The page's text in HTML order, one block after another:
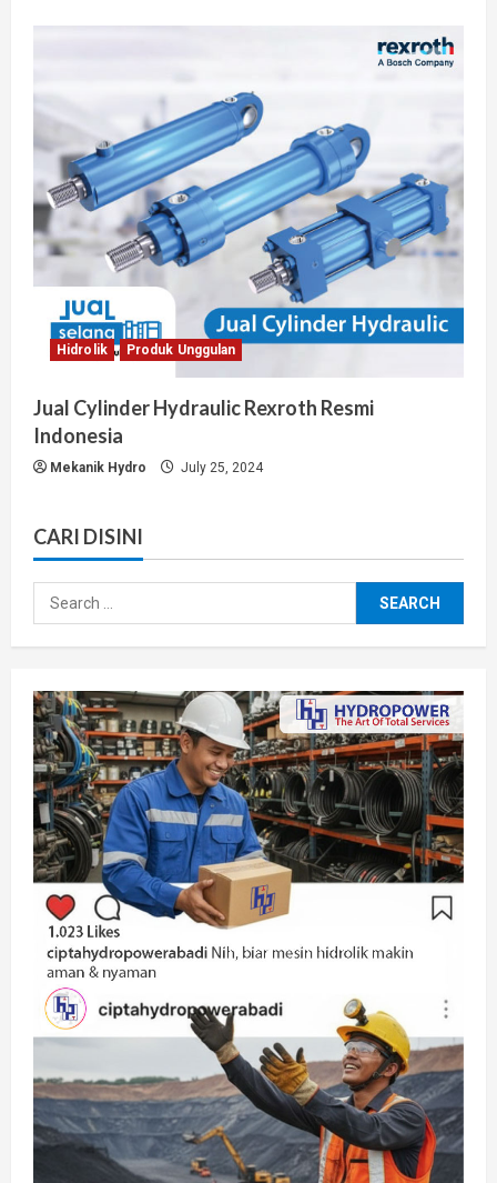
Hidrolik Produk Unggulan
Jual Cylinder Hydraulic Rexroth Resmi
Indonesia
Mekanik Hydro July 25, 2024
CARI DISINI
Search
for: